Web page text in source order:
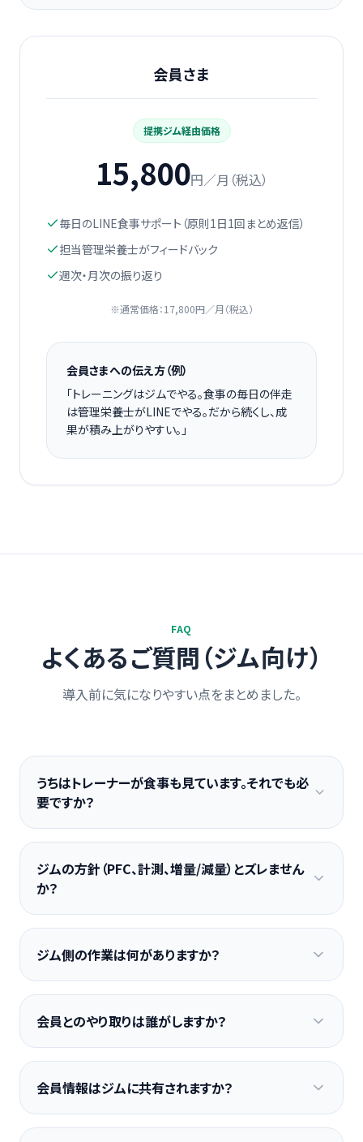
会員さま
提携ジム経由価格
15,800円／月（税込）
毎日のLINE食事サポート（原則1日1回まとめ返信）
担当管理栄養士がフィードバック
週次・月次の振り返り
※通常価格：17,800円／月（税込）
会員さまへの伝え方（例）
「トレーニングはジムでやる。食事の毎日の伴走
は管理栄養士がLINEでやる。だから続くし、成
果が積み上がりやすい。」
FAQ
よくあるご質問（ジム向け）
導入前に気になりやすい点をまとめました。
うちはトレーナーが食事も見ています。それでも必
要ですか？
ジムの方針（PFC、計測、増量/減量）とズレません
か？
ジム側の作業は何がありますか？
会員とのやり取りは誰がしますか？
会員情報はジムに共有されますか？